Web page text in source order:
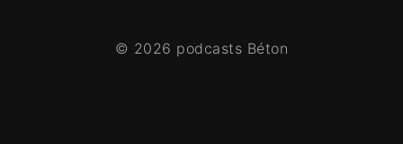
© 2026 podcasts Béton